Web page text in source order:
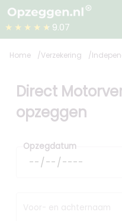
★★★★★ 9.07
Home Verzekering
Direct
opzeggen
Opzegdatum
Voor- en achternaam